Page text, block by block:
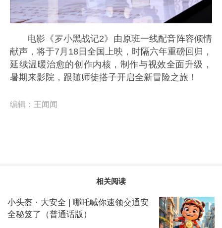
电影《罗小黑战记2》由原班一线配音阵容倾情
献声，将于7月18日全国上映，时隔六年重磅回归，
延续温暖治愈的创作内核，制作与视效全面升级，
暑期来影院，跟随师徒搭子开启全新冒险之旅！
编辑： 王闻闻
相关阅读
小头盔 · 大安全 | 哪吒喊你速领交通安
全秘笈了（普通话版）